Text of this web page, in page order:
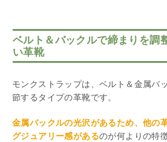
ベルト＆バックルで締まりを調
い革靴
モンクストラップは、ベルト＆金属バ
節するタイプの革靴です。
金属バックルの光沢があるため、他の
グジュアリー感があるのが何よりの特